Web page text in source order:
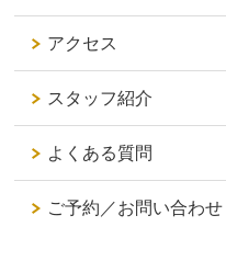
アクセス
スタッフ紹介
よくある質問
ご予約／お問い合わせ